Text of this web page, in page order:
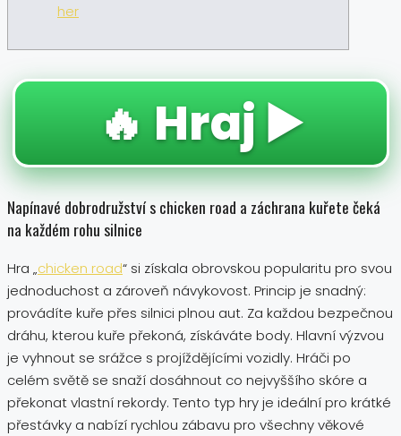
her
🔥 Hraj ▶️
Napínavé dobrodružství s chicken road a záchrana kuřete čeká
na každém rohu silnice
Hra „chicken road“ si získala obrovskou popularitu pro svou
jednoduchost a zároveň návykovost. Princip je snadný:
provádíte kuře přes silnici plnou aut. Za každou bezpečnou
dráhu, kterou kuře překoná, získáváte body. Hlavní výzvou
je vyhnout se srážce s projíždějícími vozidly. Hráči po
celém světě se snaží dosáhnout co nejvyššího skóre a
překonat vlastní rekordy. Tento typ hry je ideální pro krátké
přestávky a nabízí rychlou zábavu pro všechny věkové